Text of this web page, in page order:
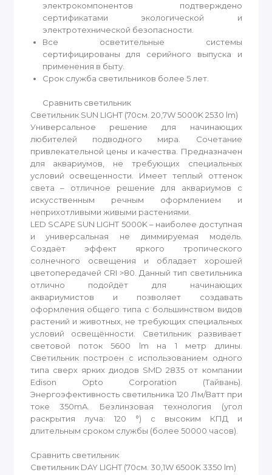
электрокомпонентов подтверждено
сертификатами экологической и
электротехнической безопасности.
Все осветительные системы
сертифицированы для серийного выпуска и
применения в быту.
Срок служба светильников более 5 лет.
Сравнить светильник
Светильник SUN LIGHT (70см. 20,7W 5000K 2530 lm)
Универсальное решение для начинающих
любителей подводного мира. Сочетание
привлекательной цены и качества. Предназначен
для аквариумов, не требующих специальных
условий освещенности. Имеет теплый оттенок
света – отличное решение для аквариумов с
искусственным речным оформлением и
неприхотливыми живыми растениями.
LED SCAPE SUN LIGHT 5000K – наиболее доступная
и универсальная не диммируемая модель.
Создаёт эффект яркого тропического
солнечного освещения и обладает хорошей
цветопередачей CRI >80. Данный тип светильника
отлично подойдёт для начинающих
аквариумистов и позволяет создавать
оформления общего типа с большинством видов
растений и животных, не требующих специальных
условий освещённости. Светильник развивает
световой поток 5600 lm на 1 метр длины.
Светильник построен с использованием одного
типа сверх ярких диодов SMD 2835 от компании
Edison Opto Corporation (Тайвань).
Энергоэфективность светильника 120 Лм/Ватт при
токе 350mA. Безлинзовая технология (угол
раскрытия луча: 120 °) с высоким КПД и
длительным сроком службы (более 50000 часов).
Сравнить светильник
Светильник DAY LIGHT (70см. 30,1W 6500K 3350 lm)